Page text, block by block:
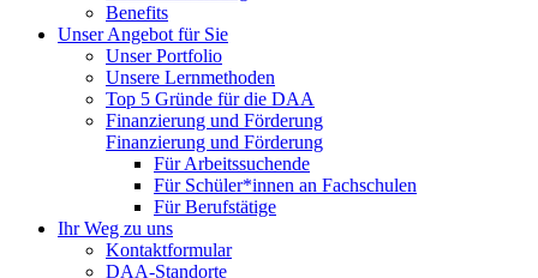
Benefits
Unser Angebot für Sie
Unser Portfolio
Unsere Lernmethoden
Top 5 Gründe für die DAA
Finanzierung und Förderung
Finanzierung und Förderung
Für Arbeitssuchende
Für Schüler*innen an Fachschulen
Für Berufstätige
Ihr Weg zu uns
Kontaktformular
DAA-Standorte